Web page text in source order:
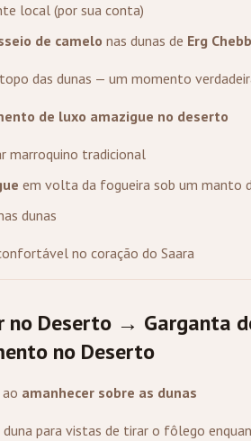
local (por sua conta)
de camelo nas dunas de Erg
das dunas — um momento
de luxo amazigue no deserto
marroquino tradicional
em volta da fogueira sob um manto
dunas
no coração do Saara
no Deserto → Garganta
no Deserto
amanhecer sobre as dunas
para vistas de tirar o fôlego